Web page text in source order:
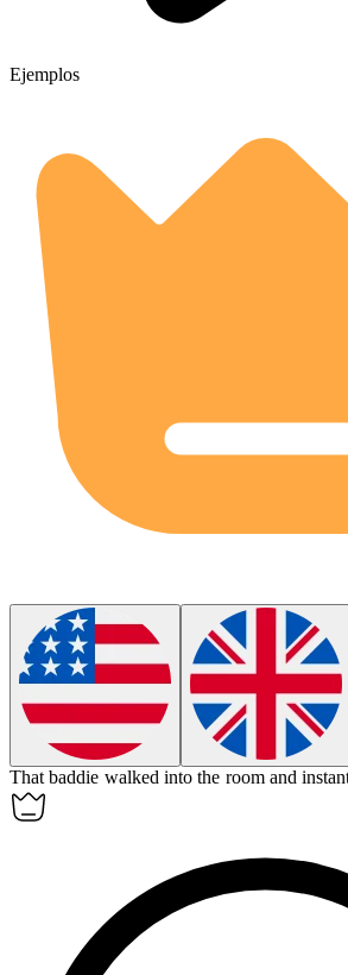
Ejemplos
Thatbaddie walked into the room and